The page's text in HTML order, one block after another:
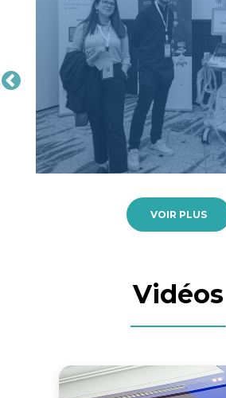
VOIR PLUS
Vidéos